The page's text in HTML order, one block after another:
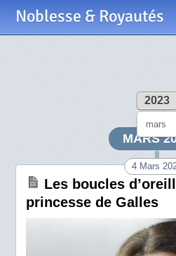
Noblesse & Royautés
2023
mars
MARS
4 Mars
Les boucles
princesse de Galles